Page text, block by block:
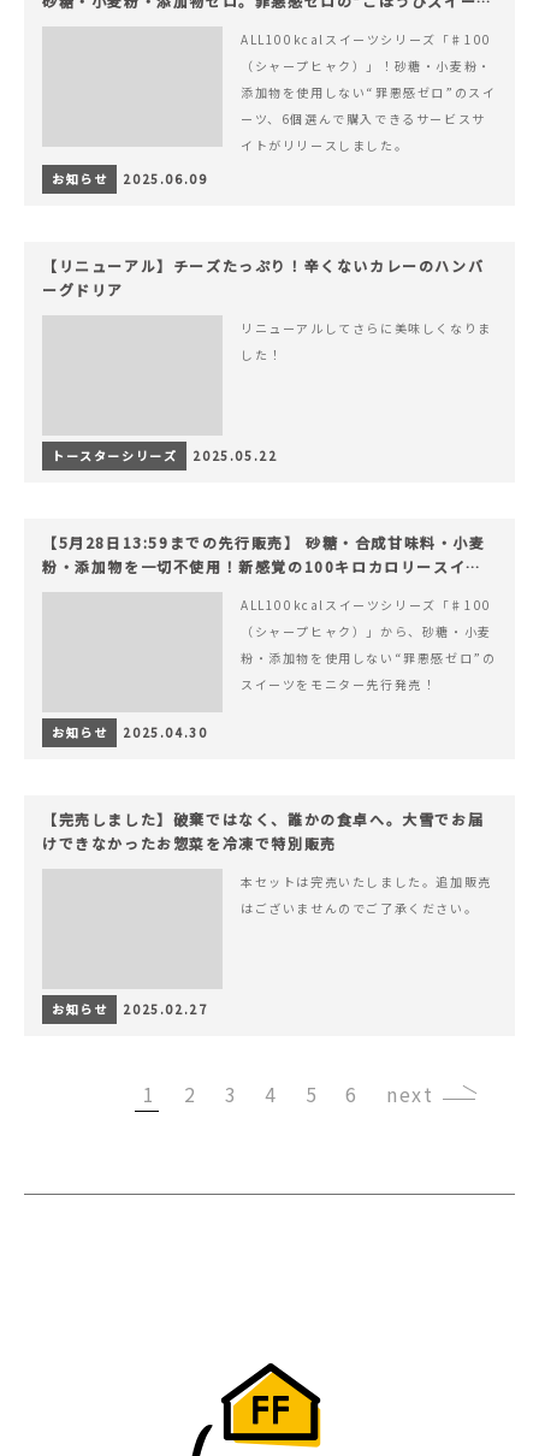
ツ”『#100（シャープ100）』
ALL100kcalスイーツシリーズ「♯100
（シャープヒャク）」！砂糖・小麦粉・
添加物を使用しない“罪悪感ゼロ”のスイ
ーツ、6個選んで購入できるサービスサ
イトがリリースしました。
お知らせ
2025.06.09
【リニューアル】チーズたっぷり！辛くないカレーのハンバ
ーグドリア
リニューアルしてさらに美味しくなりま
した！
トースターシリーズ 2025.05.22
【5月28日13:59までの先行販売】 砂糖・合成甘味料・小麦
粉・添加物を一切不使用！新感覚の100キロカロリースイー
ツでヘルシーライフを。
ALL100kcalスイーツシリーズ「♯100
（シャープヒャク）」から、砂糖・小麦
粉・添加物を使用しない“罪悪感ゼロ”の
スイーツをモニター先行発売！
お知らせ 2025.04.30
【完売しました】破棄ではなく、誰かの食卓へ。大雪でお届
けできなかったお惣菜を冷凍で特別販売
本セットは完売いたしました。追加販売
はございませんのでご了承ください。
お知らせ 2025.02.27
1 2 3 4 5 6 ›